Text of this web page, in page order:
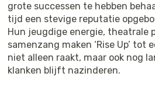
grote successen te hebben
tijd een stevige reputatie
Hun jeugdige energie, theatrale
samenzang maken ‘Rise Up’ tot
niet alleen raakt, maar ook nog
klanken blijft nazinderen.